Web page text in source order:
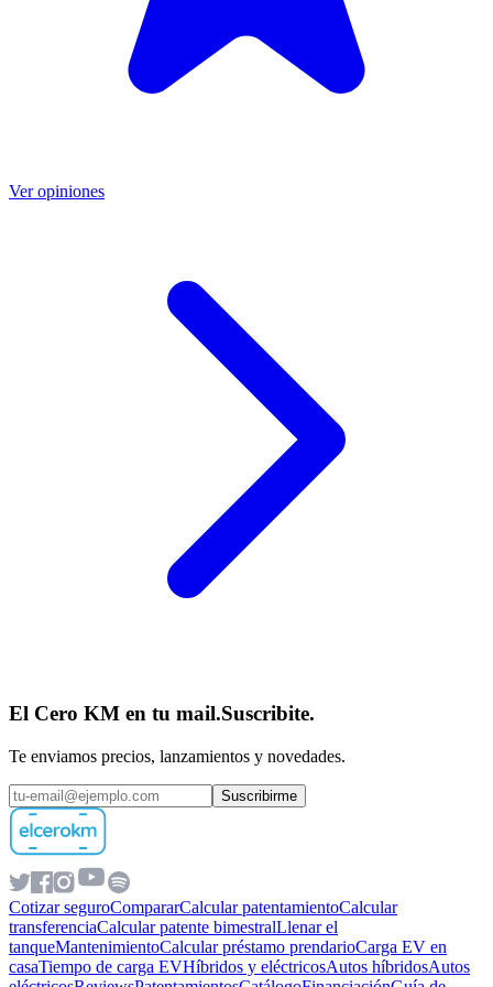
Ver opiniones
El Cero KM en tu mail.Suscribite.
Te enviamos precios, lanzamientos y novedades.
Suscribirme
Cotizar seguroCompararCalcular patentamientoCalcular
transferenciaCalcular patente bimestralLlenar el
tanqueMantenimientoCalcular préstamo prendarioCarga EV en
casaTiempo de carga EVHíbridos y eléctricosAutos híbridosAutos